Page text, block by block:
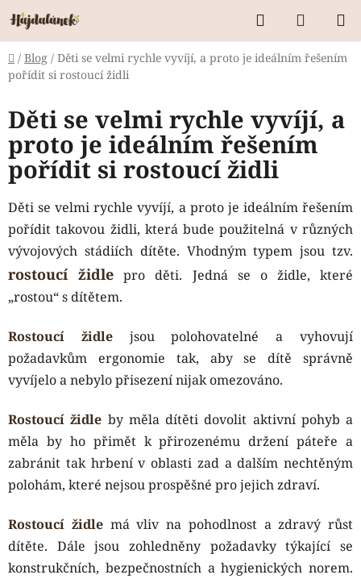
Přejít
na
obsah
Hledat
KOŠÍK
Domů
/ Blog / Děti se velmi rychle vyvíjí, a proto je ideálním řešením
pořídit si rostoucí židli
Děti se velmi rychle vyvíjí, a
proto je ideálním řešením
pořídit si rostoucí židli
Děti se velmi rychle vyvíjí, a proto je ideálním řešením
pořídit takovou židli, která bude použitelná v různých
vývojových stádiích dítěte. Vhodným typem jsou tzv.
rostoucí židle pro děti. Jedná se o židle, které
„rostou“ s dítětem.
Rostoucí židlejsou polohovatelné a vyhovují
požadavkům ergonomie tak, aby se dítě správně
vyvíjelo a nebylo přisezení nijak omezováno.
Rostoucí židle by měla dítěti dovolit aktivní pohyb a
měla by ho přimět k přirozenému držení páteře a
zabránit tak hrbení v oblasti zad a dalším nechtěným
polohám, které nejsou prospěšné pro jejich zdraví.
Rostoucí židlemá vliv na pohodlnost a zdravý růst
dítěte. Dále jsou zohledněny požadavky týkající se
konstrukčních, bezpečnostních a hygienických norem.